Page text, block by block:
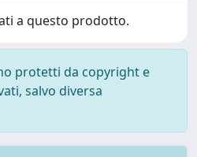
a questo prodotto.
protetti da copyright e
salvo diversa